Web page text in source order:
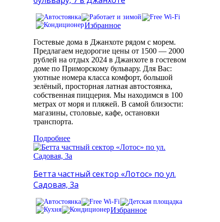
Избранное
Гостевые дома в Джанхоте рядом с морем.
Предлагаем недорогие цены от 1500 — 2000
рублей на отдых 2024 в Джанхоте в гостевом
доме по Приморскому бульвару. Для Вас:
уютные номера класса комфорт, большой
зелёный, просторная латная автостоянка,
собственная пиццерия. Мы находимся в 100
метрах от моря и пляжей. В самой близости:
магазины, столовые, кафе, остановки
транспорта.
Подробнее
Бетта частный сектор «Лотос» по ул.
Садовая, 3а
Избранное